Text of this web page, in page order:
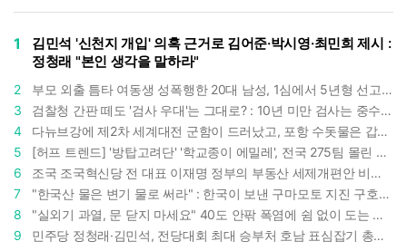
1
김민석 '신천지 개입' 의혹 근거로 김어준·박시영·최민희 제시 :
정청래 "본인 생각을 말하라"
2
부모 외출 틈타 여동생 성폭행한 20대 남성, 1심에서 5년형 선고 : 친족 간 '암수범죄'의 심각성
3
검찰청 간판 떼도 '검사 우대'는 그대로? : 10년 미만 검사는 중수청 4급 수사관으로 직행한다
4
다뉴브강에 제2차 세계대전 군함이 드러났고, 포항 수돗물은 갑자기 짜졌다 : 폭염·가뭄이 만든 낯선 풍경
5
[허프 트렌드] '방탑고려단' '학교종이 에밀레', 전국 275팀 몰린 2026년 국립중앙박물관 분장대회 : 숨은 실력자들 나온다
6
조국 조국혁신당 전 대표 이재명 정부의 부동산 세제개편안 비판했다 : '공공주택 대전환' 촉구
7
"한국산 물은 변기 물로 써라" : 한국이 보낸 구마모토 지진 구호품에 한 일본인이 보인 반응
8
"실외기 과열, 문 닫지 마세요" 40도 안팎 폭염에 쉼 없이 도는 에어컨 : 화재 위험 경고등!
9
민주당 정청래·김민석, 전당대회 최대 승부처 호남 표심잡기 총력 : 격차 10%p 안이냐, 밖이냐